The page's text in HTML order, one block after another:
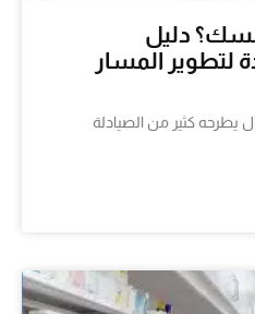
دليل
لتطوير المسار
كثير من الصيادلة